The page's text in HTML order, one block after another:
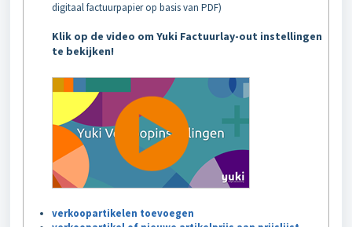
digitaal factuurpapier op basis van PDF)
Klik op de video om Yuki Factuurlay-out instellingen
te bekijken!
verkoopartikelen toevoegen